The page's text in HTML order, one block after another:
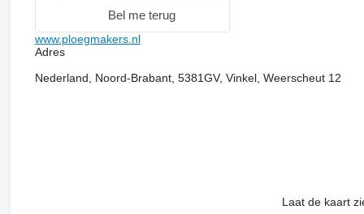
Bel me terug
www.ploegmakers.nl
Adres
Nederland, Noord-Brabant, 5381GV, Vinkel, Weerscheut 12
Laat de kaart